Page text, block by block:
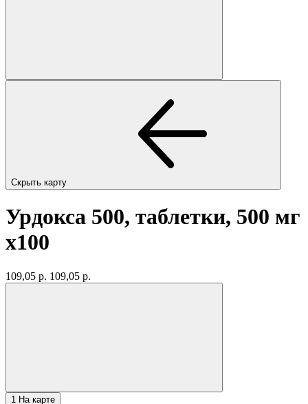
Скрыть карту
Урдокса 500, таблетки, 500 мг
x100
109,05 р. 109,05 р.
1 На карте